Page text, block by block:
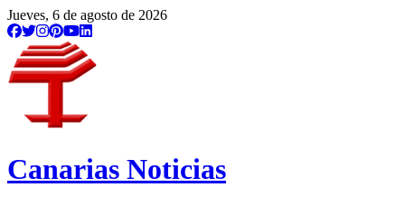
Jueves, 6 de agosto de 2026
Canarias Noticias